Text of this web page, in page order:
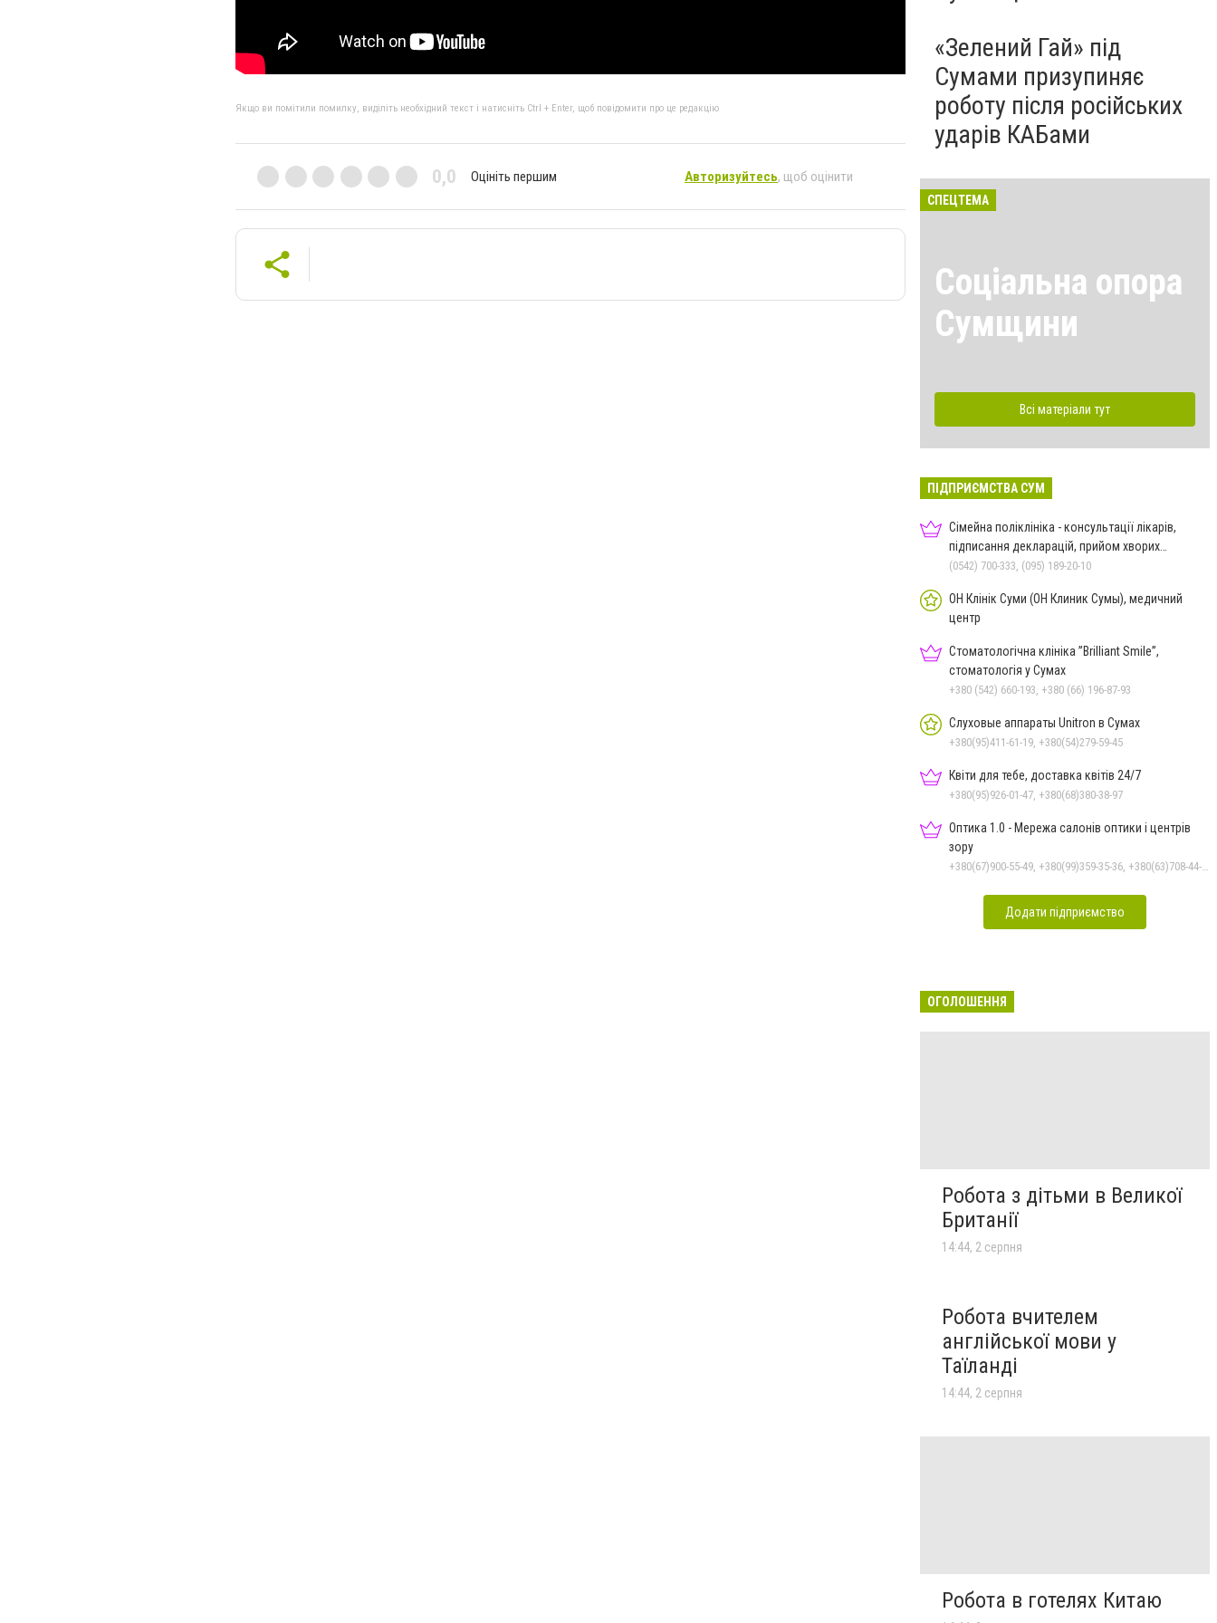
Якщо ви помітили помилку, виділіть необхідний текст і натисніть Ctrl + Enter, щоб повідомити про це редакцію
0,0 Оцініть першим Авторизуйтесь, щоб оцінити
«Зелений Гай» під
Сумами призупиняє
роботу після російських
ударів КАБами
СПЕЦТЕМА
Соціальна опора
Сумщини
Всі матеріали тут
ПІДПРИЄМСТВА СУМ
Сімейна поліклініка - консультації лікарів,
підписання декларацій, прийом хворих
дорослих та дітей
(0542) 700-333, (095) 189-20-10
ОН Клінік Суми (ОН Клиник Сумы), медичний
центр
Стоматологічна клініка ”Brilliant Smile”,
стоматологія у Сумах
+380 (542) 660-193, +380 (66) 196-87-93
Слуховые аппараты Unitron в Сумах
+380(95)411-61-19, +380(54)279-59-45
Квіти для тебе, доставка квітів 24/7
+380(95)926-01-47, +380(68)380-38-97
Оптика 1.0 - Мережа салонів оптики і центрів
зору
Додати підприємство
ОГОЛОШЕННЯ
Робота з дітьми в Великої
Британії
14:44, 2 серпня
Робота вчителем
англійської мови у
Таїланді
14:44, 2 серпня
Робота в готелях Китаю